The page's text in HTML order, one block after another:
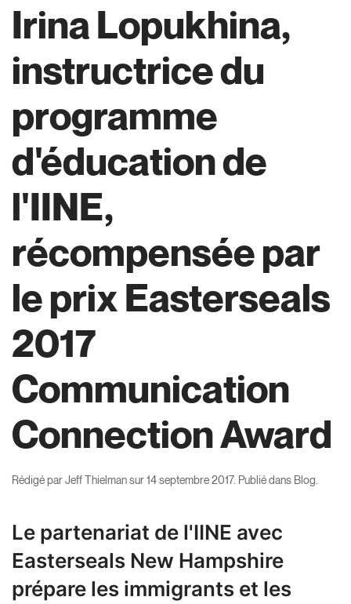
Irina Lopukhina,
instructrice du
programme
d'éducation de
l'IINE,
récompensée par
le prix Easterseals
2017
Communication
Connection Award
Rédigé parJeff Thielmansur14 septembre 2017. Publié dans Blog
Le partenariat de l'IINE avec
Easterseals New Hampshire
prépare les immigrants et les